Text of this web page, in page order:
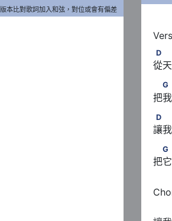
版本比對歌詞加入和弦，對位或會有偏差
D
D
從
GG
把
D　
D
讓
GG
把
D